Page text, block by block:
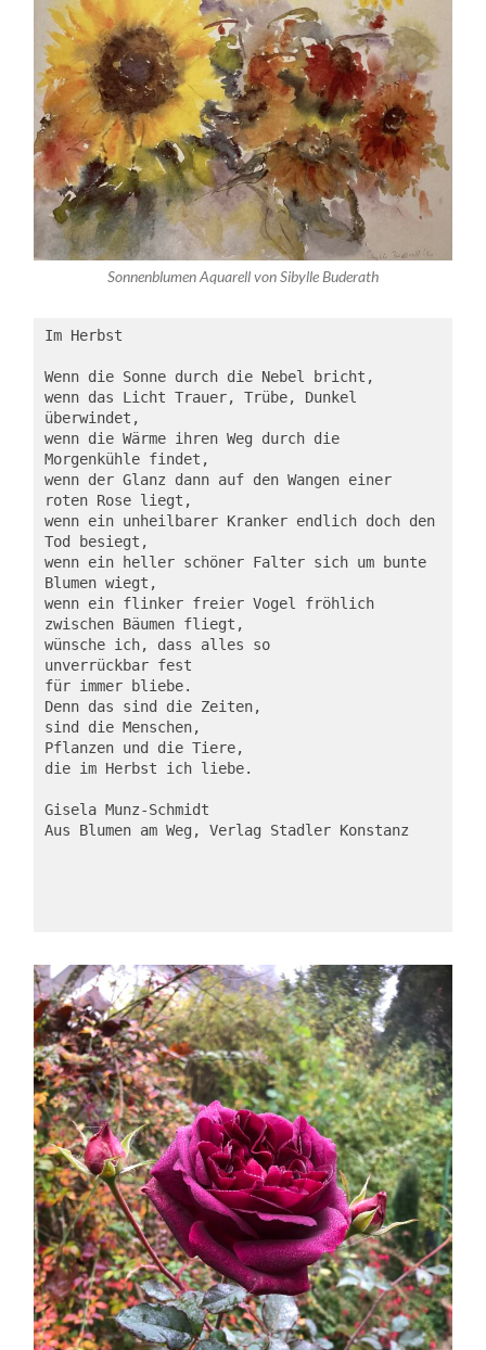
Sonnenblumen Aquarell von Sibylle Buderath
Im Herbst
Wenn die Sonne durch die Nebel bricht,
wenn das Licht Trauer, Trübe, Dunkel
überwindet,
wenn die Wärme ihren Weg durch die
Morgenkühle findet,
wenn der Glanz dann auf den Wangen einer
roten Rose liegt,
wenn ein unheilbarer Kranker endlich doch den
Tod besiegt,
wenn ein heller schöner Falter sich um bunte
Blumen wiegt,
wenn ein flinker freier Vogel fröhlich
zwischen Bäumen fliegt,
wünsche ich, dass alles so
unverrückbar fest
für immer bliebe.
Denn das sind die Zeiten,
sind die Menschen,
Pflanzen und die Tiere,
die im Herbst ich liebe.
Gisela Munz-Schmidt
Aus Blumen am Weg, Verlag Stadler Konstanz